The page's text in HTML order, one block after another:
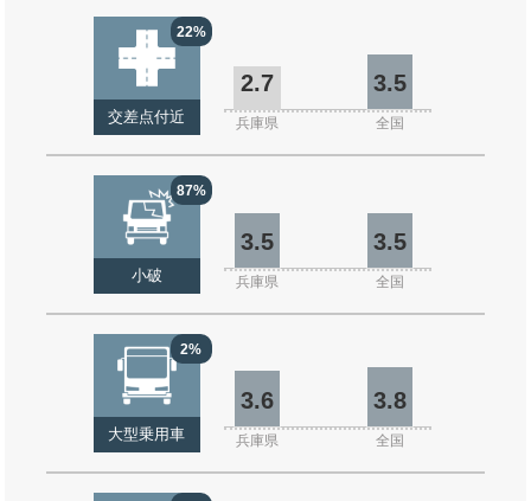
22%
交差点付近
2.7 3.5
兵庫県 全国
87%
小破
3.5 3.5
兵庫県 全国
2%
大型乗用車
3.6 3.8
兵庫県 全国